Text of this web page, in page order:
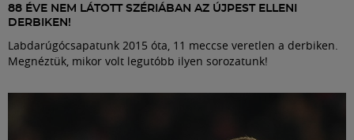
88 ÉVE NEM LÁTOTT SZÉRIÁBAN AZ ÚJPEST ELLENI
DERBIKEN!
Labdarúgócsapatunk 2015 óta, 11 meccse veretlen a derbiken.
Megnéztük, mikor volt legutóbb ilyen sorozatunk!